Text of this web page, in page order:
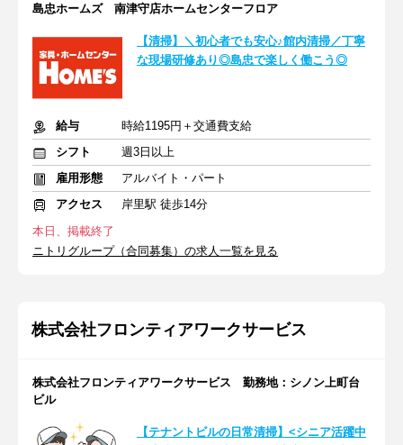
島忠ホームズ 南津守店ホームセンターフロア
【清掃】＼初心者でも安心♪館内清掃／丁寧
な現場研修あり◎島忠で楽しく働こう◎
給与
時給1195円＋交通費支給
シフト
週3日以上
雇用形態
アルバイト・パート
アクセス
岸里駅 徒歩14分
本日、掲載終了
ニトリグループ（合同募集）の求人一覧を見る
株式会社フロンティアワークサービス
株式会社フロンティアワークサービス 勤務地：シノン上町台
ビル
【テナントビルの日常清掃】<シニア活躍中